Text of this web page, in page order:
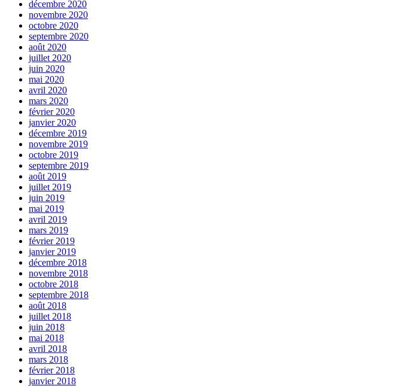
décembre 2020
novembre 2020
octobre 2020
septembre 2020
août 2020
juillet 2020
juin 2020
mai 2020
avril 2020
mars 2020
février 2020
janvier 2020
décembre 2019
novembre 2019
octobre 2019
septembre 2019
août 2019
juillet 2019
juin 2019
mai 2019
avril 2019
mars 2019
février 2019
janvier 2019
décembre 2018
novembre 2018
octobre 2018
septembre 2018
août 2018
juillet 2018
juin 2018
mai 2018
avril 2018
mars 2018
février 2018
janvier 2018